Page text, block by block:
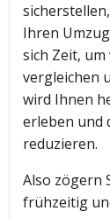
Ihren
sich Zeit,
vergleichen
wird Ihnen
erleben und
reduzieren.
Also zögern
frühzeitig